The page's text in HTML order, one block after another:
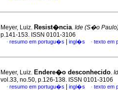
Meyer, Luiz. Resist�ncia. Ide (S�o
p.141-153. ISSN 0101-3106
· resumo em portugu�s ingl�s · texto em
Meyer, Luiz. Endere�o desconhecido.
vol.33, no.50, p.126-138. ISSN 0101-3106
· resumo em portugu�s ingl�s · texto em